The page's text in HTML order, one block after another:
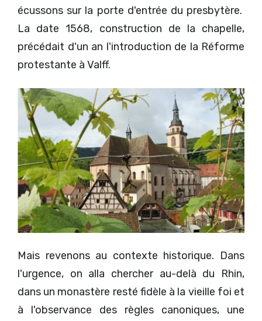
écussons sur la porte d'entrée du presbytère.
La date 1568, construction de la chapelle,
précédait d'un an l'introduction de la Réforme
protestante à Valff.
Mais revenons au contexte historique. Dans
l'urgence, on alla chercher au-delà du Rhin,
dans un monastère resté fidèle à la vieille foi et
à l'observance des règles canoniques, une